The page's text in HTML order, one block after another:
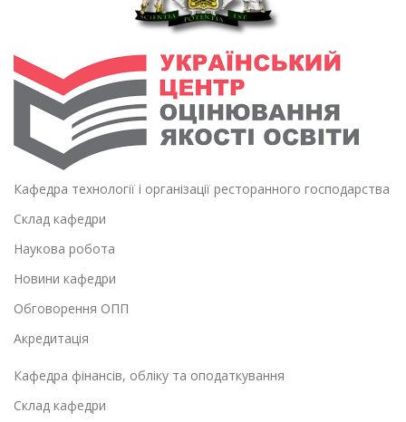
Кафедра технології і організації ресторанного господарства
Склад кафедри
Наукова робота
Новини кафедри
Обговорення ОПП
Акредитація
Кафедра фінансів, обліку та оподаткування
Склад кафедри